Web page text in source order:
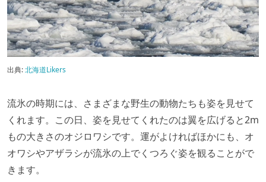
出典:北海道Likers
流氷の時期には、さまざまな野生の動物たちも姿を見せて
くれます。この日、姿を見せてくれたのは翼を広げると2m
もの大きさのオジロワシです。運がよければほかにも、オ
オワシやアザラシが流氷の上でくつろぐ姿を観ることがで
きます。